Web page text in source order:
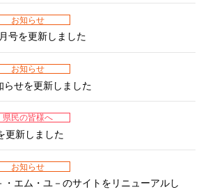
お知らせ
号を更新しました
お知らせ
らせを更新しました
県民の皆様へ
更新しました
お知らせ
・エム・ユ－のサイトをリニューアルし